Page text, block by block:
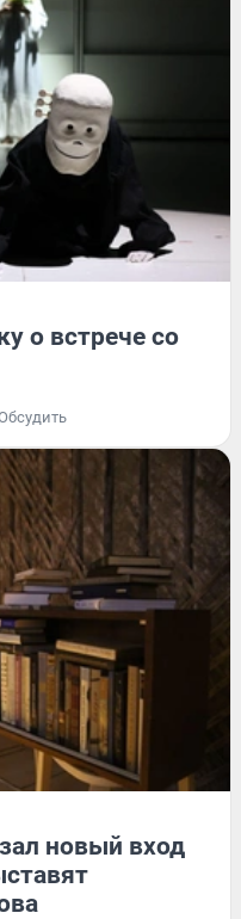
о встрече со
новый вход